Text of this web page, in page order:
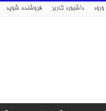
ورود داشبورد کاربر فروشنده شوید